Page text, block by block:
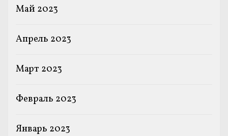
Май 2023
Апрель 2023
Март 2023
Февраль 2023
Январь 2023